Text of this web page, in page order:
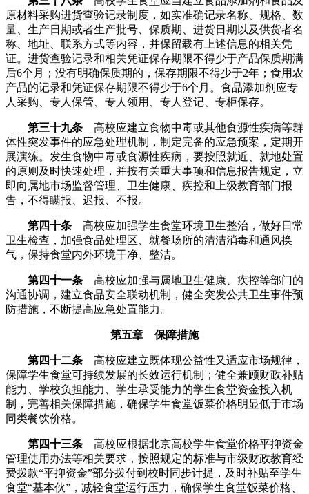
原材料采购进货查验记录制度，如实准确记录名称、规格、数
量、生产日期或者生产批号、保质期、进货日期以及供货者名
称、地址、联系方式等内容，并保留载有上述信息的相关凭
证。进货查验记录和相关凭证保存期限不得少于产品保质期满
后6个月；没有明确保质期的，保存期限不得少于2年；食用农
产品的记录和凭证保存期限不得少于6个月。食品添加剂应专
人采购、专人保管、专人领用、专人登记、专柜保存。
第三十九条 高校应建立食物中毒或其他食源性疾病等群
体性突发事件的应急处理机制，制定完备的应急预案，定期开
展演练。发生食物中毒或食源性疾病，要按照就近、就地处置
的原则及时快速处理，并按有关重大事项和信息报告规定，立
即向属地市场监督管理、卫生健康、疾控和上级教育部门报
告，不得瞒报、迟报、不报。
第四十条 高校应加强学生食堂环境卫生整治，做好日常
卫生检查，加强食品处理区、就餐场所的清洁消毒和通风换
气，保持食堂内外环境干净、整洁。
第四十一条 高校应加强与属地卫生健康、疾控等部门的
沟通协调，建立食品安全联动机制，健全突发公共卫生事件预
防措施，不断提高应急处置能力。
第五章 保障措施
第四十二条 高校应建立既体现公益性又适应市场规律，
保障学生食堂可持续发展的长效运行机制；健全兼顾财政补贴
能力、学校负担能力、学生承受能力的学生食堂资金投入机
制，完善相关保障措施，确保学生食堂饭菜价格明显低于市场
同类餐饮价格。
第四十三条 高校应根据北京高校学生食堂价格平抑资金
管理使用办法等相关要求，按照规定的标准与市级财政教育经
费拨款“平抑资金”部分拨付到校时同步计提，及时补贴至学生
食堂“基本伙”，减轻食堂运行压力，确保学生食堂饭菜价格、